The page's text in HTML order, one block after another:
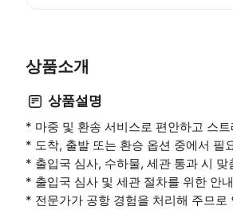
상품소개
상품설명
* 마중 및 환송 서비스로 편안하고 스
* 도착, 출발 또는 환승 옵션 중에서 필
* 출입국 심사, 수하물, 세관 통과 시 맞
* 출입국 심사 및 세관 절차를 위한 안
* 전문가가 공항 경험을 처리해 주므로